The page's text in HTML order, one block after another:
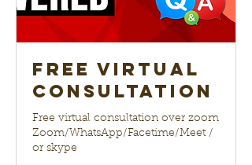
Free Virtual
Consultation
Free virtual consultation over zoom
Zoom/WhatsApp/Facetime/Meet /
or skype